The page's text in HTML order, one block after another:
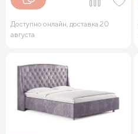
Доступно онлайн, доставка 20
августа